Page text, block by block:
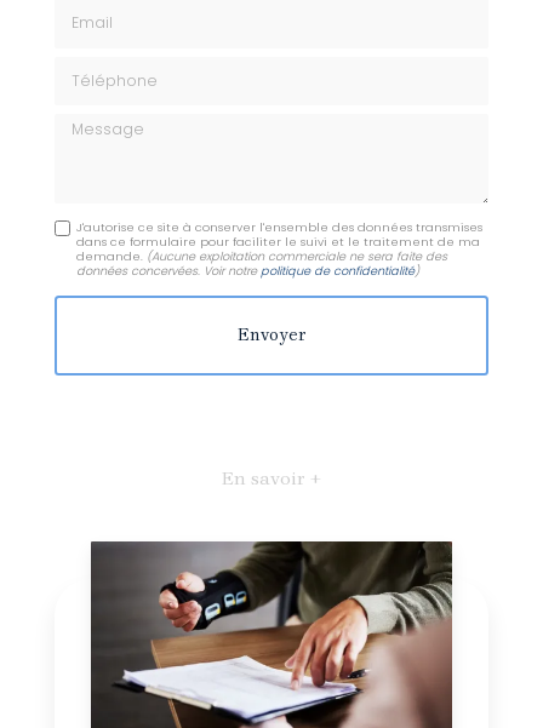
Message
J'autorise ce site à conserver l'ensemble des données transmises
dans ce formulaire pour faciliter le suivi et le traitement de ma
demande. (Aucune exploitation commerciale ne sera faite des
données concervées. Voir notrepolitique de confidentialité)
En savoir +